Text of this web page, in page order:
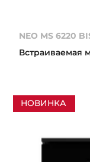
NEO MS 6220
Встраиваемая
НОВИНКА